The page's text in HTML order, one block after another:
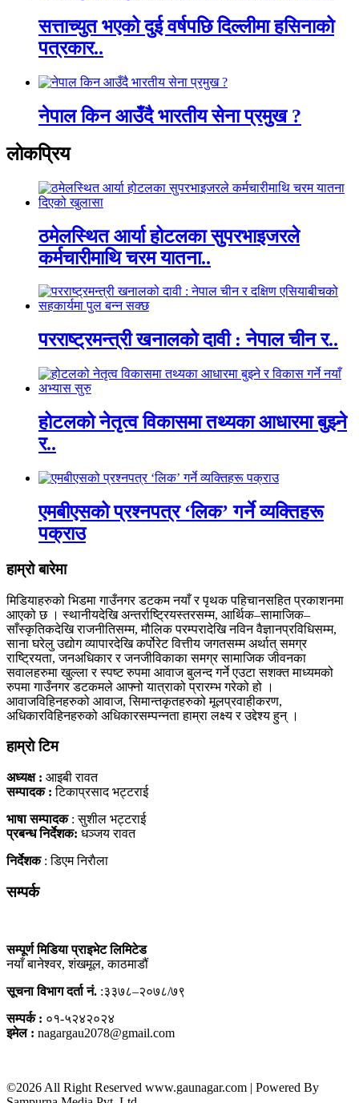
सत्ताच्युत भएको दुई वर्षपछि दिल्लीमा हसिनाको
पत्रकार..
नेपाल किन आउँदै भारतीय सेना प्रमुख ?
लाेकप्रिय
ठमेलस्थित आर्या होटलका सुपरभाइजरले
कर्मचारीमाथि चरम यातना..
परराष्ट्रमन्त्री खनालको दावी : नेपाल चीन र..
होटलको नेतृत्व विकासमा तथ्यका आधारमा बुझ्ने
र..
एमबीएसको प्रश्नपत्र ‘लिक’ गर्ने व्यक्तिहरू
पक्राउ
हाम्रो बारेमा
मिडियाहरुको भिडमा गाउँनगर डटकम नयाँ र पृथक पहिचानसहित प्रकाशनमा
आएको छ । स्थानीयदेखि अन्तर्राष्ट्रियस्तरसम्म, आर्थिक–सामाजिक–
साँस्कृतिकदेखि राजनीतिसम्म, मौलिक परम्परादेखि नविन वैज्ञानप्रविधिसम्म,
साना घरेलु उद्योग व्यापारदेखि कर्पोरेट वित्तीय जगतसम्म अर्थात् समग्र
राष्ट्रियता, जनअधिकार र जनजीविकाका समग्र सामाजिक जीवनका
सवालहरुमा खुल्ला र स्पष्ट रुपमा आवाज बुलन्द गर्ने एउटा सशक्त माध्यमको
रुपमा गाउँनगर डटकमले आफ्नो यात्राको प्रारम्भ गरेको हो ।
आवाजविहिनहरुको आवाज, सिमान्तकृतहरुको मूलप्रवाहीकरण,
अधिकारविहिनहरुको अधिकारसम्पन्नता हाम्रा लक्ष्य र उद्देश्य हुन् ।
हाम्राे टिम
अध्यक्ष : आइबी रावत
सम्पादक :टिकाप्रसाद भट्टराई
भाषा सम्पादक: सुशील भट्टराई
प्रबन्ध निर्देशक: धञ्जय रावत
निर्देशक: डिएम निराैला
सम्पर्क
सम्पूर्ण मिडिया प्राइभेट लिमिटेड
नयाँ बानेश्वर, शंखमूल, काठमाडौं
सूचना विभाग दर्ता नं. :३३७८–२०७८/७९
सम्पर्क : ०१-५२४२०२४
इमेल : nagargau2078@gmail.com
©2026 All Right Reserved www.gaunagar.com | Powered By